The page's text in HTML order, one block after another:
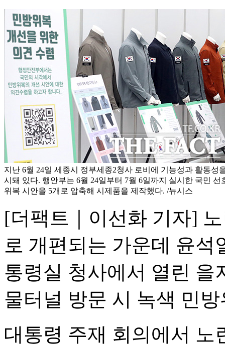
지난 6월 24일 세종시 정부세종2청사 로비에 기능성과 활동성
시돼 있다. 행안부는 6월 24일부터 7월 6일까지 실시한 국민
위복 시안을 5개로 압축해 시제품을 제작했다. /뉴시스
[더팩트｜이선화 기자]
로 개편되는 가운데 윤석
통령실 청사에서 열린 을
물터널 방문 시 녹색 민
대통령 주재 회의에서 노